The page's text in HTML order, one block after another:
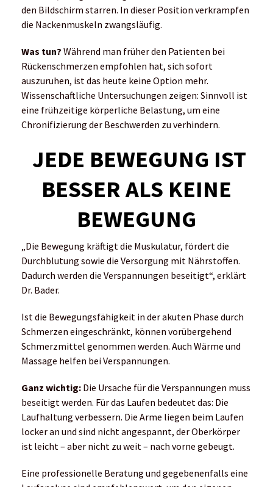
den Bildschirm starren. In dieser Position verkrampfen
die Nackenmuskeln zwangsläufig.
Was tun? Während man früher den Patienten bei
Rückenschmerzen empfohlen hat, sich sofort
auszuruhen, ist das heute keine Option mehr.
Wissenschaftliche Untersuchungen zeigen: Sinnvoll ist
eine frühzeitige körperliche Belastung, um eine
Chronifizierung der Beschwerden zu verhindern.
JEDE BEWEGUNG IST
BESSER ALS KEINE
BEWEGUNG
„Die Bewegung kräftigt die Muskulatur, fördert die
Durchblutung sowie die Versorgung mit Nährstoffen.
Dadurch werden die Verspannungen beseitigt“, erklärt
Dr. Bader.
Ist die Bewegungsfähigkeit in der akuten Phase durch
Schmerzen eingeschränkt, können vorübergehend
Schmerzmittel genommen werden. Auch Wärme und
Massage helfen bei Verspannungen.
Ganz wichtig: Die Ursache für die Verspannungen muss
beseitigt werden. Für das Laufen bedeutet das: Die
Laufhaltung verbessern. Die Arme liegen beim Laufen
locker an und sind nicht angespannt, der Oberkörper
ist leicht – aber nicht zu weit – nach vorne gebeugt.
Eine professionelle Beratung und gegebenenfalls eine